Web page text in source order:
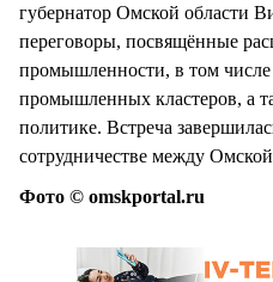
губернатор Омской
переговоры, посвящённые
промышленности, в том
промышленных кластеров, а
политике. Встреча
сотрудничестве между
Фото © omskportal.ru